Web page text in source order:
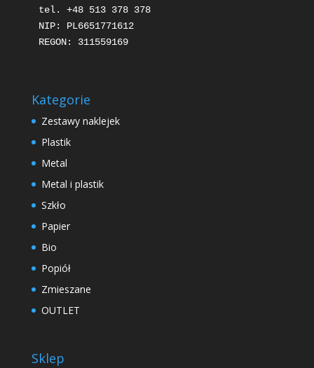
tel. +48 513 378 378
NIP: PL6651771612
REGON: 311559169
Kategorie
Zestawy naklejek
Plastik
Metal
Metal i plastik
Szkło
Papier
Bio
Popiół
Zmieszane
OUTLET
Sklep